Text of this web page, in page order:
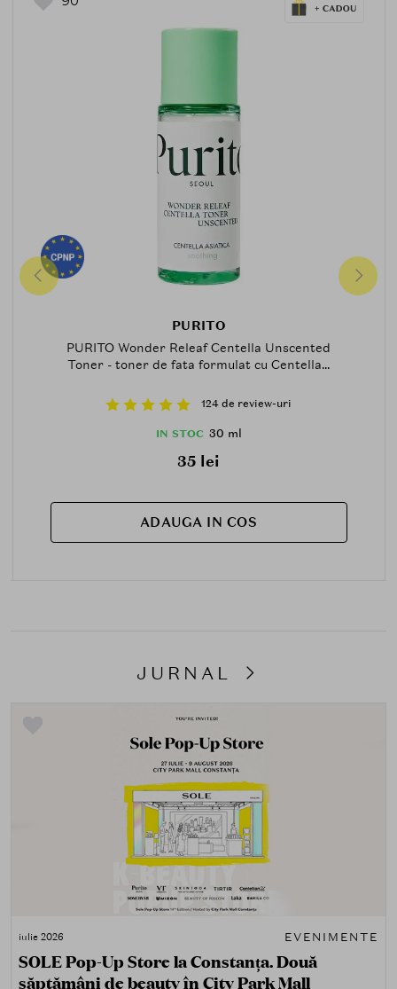
PURITO
PURITO Wonder Releaf Centella Unscented
Toner - toner de fata formulat cu Centella...
124 de review-uri
IN STOC 30 ml
35 lei
ADAUGA IN COS
JURNAL
iulie 2026 EVENIMENTE
SOLE Pop-Up Store la Constanța. Două
săptămâni de beauty în City Park Mall